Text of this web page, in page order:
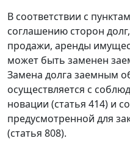
В соответствии с
соглашению сторон
продажи, аренды
может быть заменен
Замена долга заемным
осуществляется с
новации (статья 414) и
предусмотренной для
(статья 808).